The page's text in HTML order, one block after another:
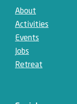
About
Activities
Events
Jobs
Retreat